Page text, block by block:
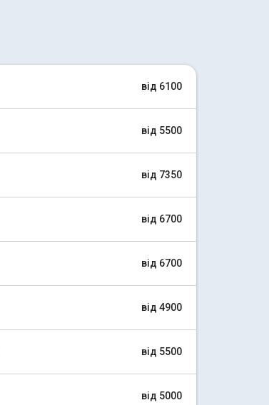
від 6100
від 5500
від 7350
від 6700
від 6700
від 4900
від 5500
від 5000